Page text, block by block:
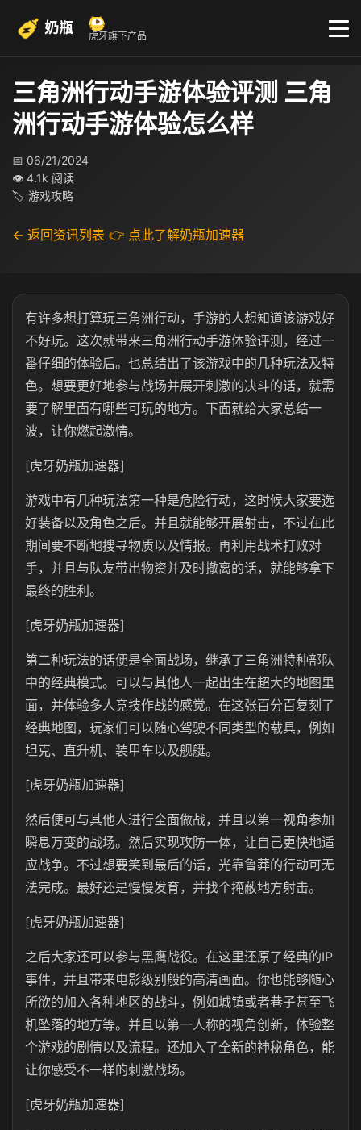
奶瓶 虎牙旗下产品
三角洲行动手游体验评测 三角
洲行动手游体验怎么样
📅 06/21/2024
👁 4.1k 阅读
🏷 游戏攻略
← 返回资讯列表 👉 点此了解奶瓶加速器
有许多想打算玩三角洲行动，手游的人想知道该游戏好
不好玩。这次就带来三角洲行动手游体验评测，经过一
番仔细的体验后。也总结出了该游戏中的几种玩法及特
色。想要更好地参与战场并展开刺激的决斗的话，就需
要了解里面有哪些可玩的地方。下面就给大家总结一
波，让你燃起激情。
[虎牙奶瓶加速器]
游戏中有几种玩法第一种是危险行动，这时候大家要选
好装备以及角色之后。并且就能够开展射击，不过在此
期间要不断地搜寻物质以及情报。再利用战术打败对
手，并且与队友带出物资并及时撤离的话，就能够拿下
最终的胜利。
[虎牙奶瓶加速器]
第二种玩法的话便是全面战场，继承了三角洲特种部队
中的经典模式。可以与其他人一起出生在超大的地图里
面，并体验多人竞技作战的感觉。在这张百分百复刻了
经典地图，玩家们可以随心驾驶不同类型的载具，例如
坦克、直升机、装甲车以及舰艇。
[虎牙奶瓶加速器]
然后便可与其他人进行全面做战，并且以第一视角参加
瞬息万变的战场。然后实现攻防一体，让自己更快地适
应战争。不过想要笑到最后的话，光靠鲁莽的行动可无
法完成。最好还是慢慢发育，并找个掩蔽地方射击。
[虎牙奶瓶加速器]
之后大家还可以参与黑鹰战役。在这里还原了经典的IP
事件，并且带来电影级别般的高清画面。你也能够随心
所欲的加入各种地区的战斗，例如城镇或者巷子甚至飞
机坠落的地方等。并且以第一人称的视角创新，体验整
个游戏的剧情以及流程。还加入了全新的神秘角色，能
让你感受不一样的刺激战场。
[虎牙奶瓶加速器]